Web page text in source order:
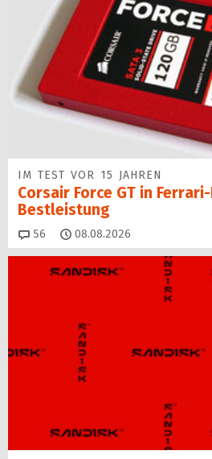
IM TEST VOR 15 JAHREN
Corsair Force GT in
Bestleistung
56 Kommentare
08.08.2026